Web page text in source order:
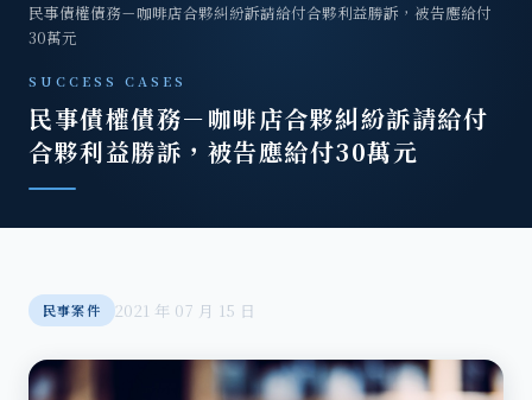
民事債權債務－咖啡店合夥糾紛訴請給付合夥利益勝訴，被告應給付
30萬元
SUCCESS CASES
民事債權債務－咖啡店合夥糾紛訴請給付
合夥利益勝訴，被告應給付30萬元
民事案件 2021 年 07 月 15 日